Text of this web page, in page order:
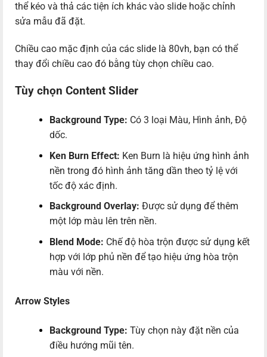
thể kéo và thả các tiện ích khác vào slide hoặc chỉnh
sửa mẫu đã đặt.
Chiều cao mặc định của các slide là 80vh, bạn có thể
thay đổi chiều cao đó bằng tùy chọn chiều cao.
Tùy chọn Content Slider
Background Type: Có 3 loại Màu, Hình ảnh, Độ
dốc.
Ken Burn Effect: Ken Burn là hiệu ứng hình ảnh
nền trong đó hình ảnh tăng dần theo tỷ lệ với
tốc độ xác định.
Background Overlay: Được sử dụng để thêm
một lớp màu lên trên nền.
Blend Mode: Chế độ hòa trộn được sử dụng kết
hợp với lớp phủ nền để tạo hiệu ứng hòa trộn
màu với nền.
Arrow Styles
Background Type: Tùy chọn này đặt nền của
điều hướng mũi tên.